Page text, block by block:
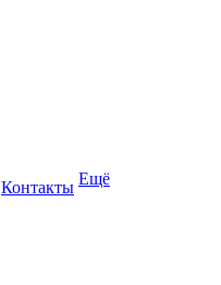
Контакты Ещё